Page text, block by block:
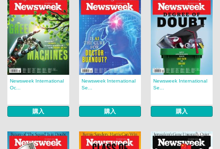
Newsweek International
Oc...
購入
Newsweek International
Se...
購入
Newsweek International
Se...
購入